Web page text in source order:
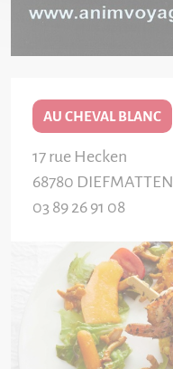
AU CHEVAL BLANC
17 rue Hecken
68780 DIEFMATTEN
03 89 26 91 08